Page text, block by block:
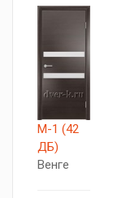
М-1 (42
ДБ)
Венге